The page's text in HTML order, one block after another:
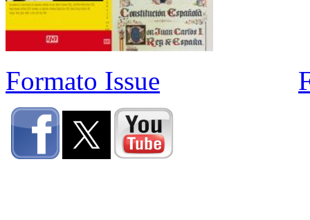
Formato Issue